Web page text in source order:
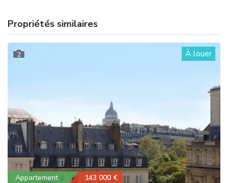
Propriétés similaires
2 À louer
Appartement 143 000 €